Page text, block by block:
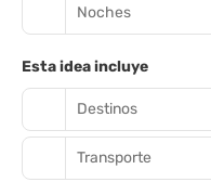
Noches
Esta idea incluye
Destinos
Transporte